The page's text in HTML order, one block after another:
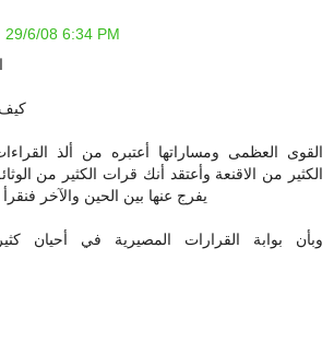
29/6/08 6:34 PM
كيف
القوى العظمى ومساراتها أعتبره من ألذ
الكثير من الاقنعة وأعتقد أنك قرات الكثير من
يفرج عنها بين الحين والآخر
وبأن بوابة القرارات المصيرية في أحيان